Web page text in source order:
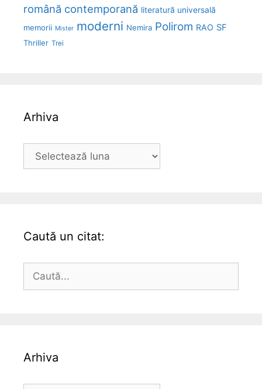
română contemporană literatură universală
memorii Mister moderni Nemira Polirom RAO SF
Thriller Trei
Arhiva
Arhiva
Caută un citat:
după:
Arhiva